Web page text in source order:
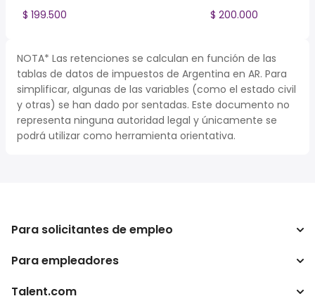
$ 199.500
$ 200.000
NOTA* Las retenciones se calculan en función de las
tablas de datos de impuestos de Argentina en AR. Para
simplificar, algunas de las variables (como el estado civil
y otras) se han dado por sentadas. Este documento no
representa ninguna autoridad legal y únicamente se
podrá utilizar como herramienta orientativa.
Para solicitantes de empleo
Buscador de trabajo
Para empleadores
Empresa
Talent.com